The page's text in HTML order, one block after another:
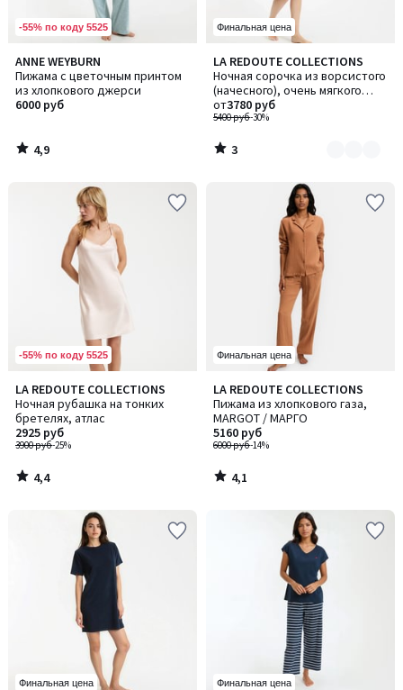
-55% по коду 5525
ANNE WEYBURN
Пижама с цветочным принтом
из хлопкового джерси
6000 руб
4,9
/ 5
4,9
/
Финальная цена
LA REDOUTE COLLECTIONS
Ночная сорочка из ворсистого
(начесного), очень мягкого
трикотажа
5400 руб-30%
от3780 руб
3
/
5
Количество
цветов:
2
3
/
-55% по коду 5525
LA REDOUTE COLLECTIONS
Ночная рубашка на тонких
бретелях, атлас
3900 руб-25%
2925 руб
4,4
/ 5
4,4
/
Финальная цена
LA REDOUTE COLLECTIONS
Пижама из хлопкового газа,
MARGOT / МАРГО
6000 руб-14%
5160 руб
4,1
/ 5
4,1
/
Финальная цена Финальная цена